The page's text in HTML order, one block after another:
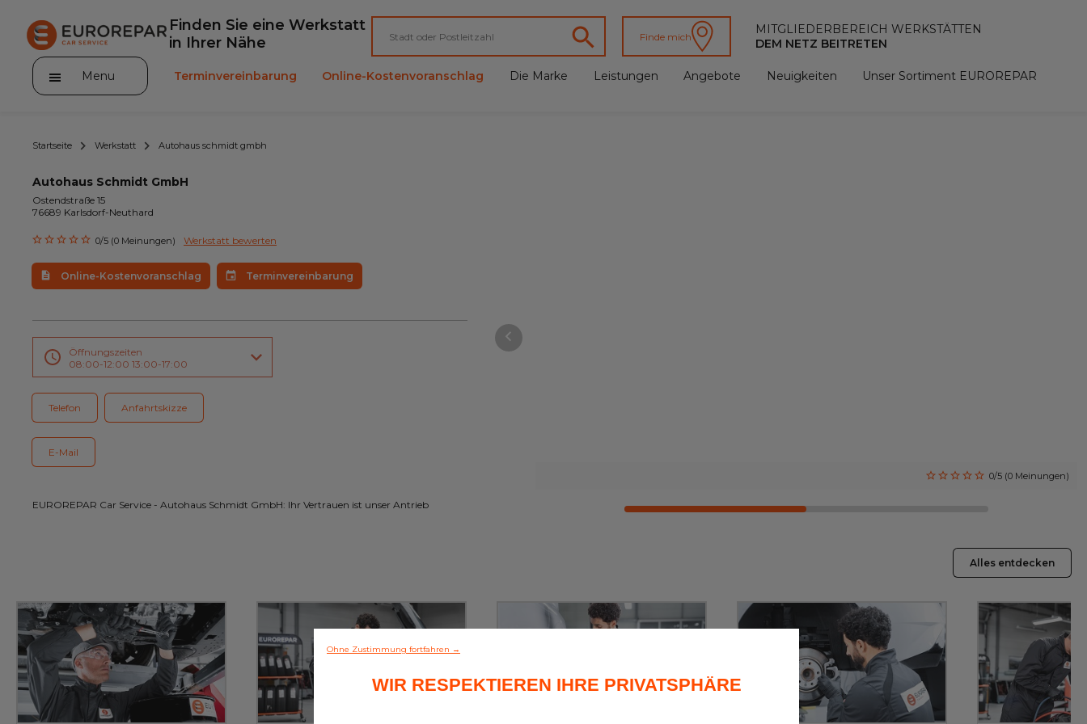
Finden Sie eine Werkstatt
in Ihrer Nähe
Finde mich
MITGLIEDERBEREICH WERKSTÄTTEN
DEM NETZ BEITRETEN
Menu
Die Marke
Leistungen
Angebote
Neuigkeiten
Unser Sortiment EUROREPAR
Terminvereinbarung Online-Kostenvoranschlag Die Marke Leistungen Angebote Neuigkeiten Unser Sortiment EUROREPAR
Startseite Werkstatt Autohaus schmidt gmbh
Autohaus Schmidt GmbH
Ostendstraße 15
76689 Karlsdorf-Neuthard
0/5 (0 Meinungen) Werkstatt bewerten
Online-Kostenvoranschlag Terminvereinbarung
Öffnungszeiten
08:00-12:00 13:00-17:00
Telefon Anfahrtskizze
E-Mail
EUROREPAR Car Service - Autohaus Schmidt GmbH: Ihr Vertrauen ist unser Antrieb
0/5 (0 Meinungen)
Alles entdecken
Ohne Zustimmung fortfahren →
WIR RESPEKTIEREN IHRE PRIVATSPHÄRE